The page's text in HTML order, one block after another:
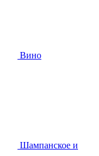
Вино
Шампанское и